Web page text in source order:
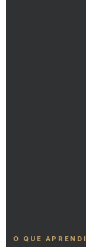
O QUE APRENDI